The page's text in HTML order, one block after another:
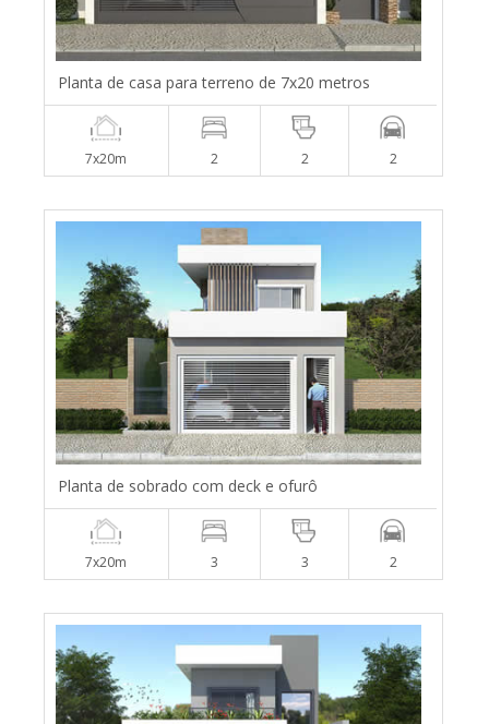
Planta de casa para terreno de 7x20 metros
7x20m 2 2 2
Planta de sobrado com deck e ofurô
7x20m 3 3 2